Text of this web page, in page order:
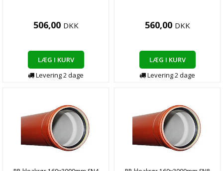
506,00 DKK
LÆG I KURV
Levering2dage
560,00 DKK
LÆG I KURV
Levering2dage